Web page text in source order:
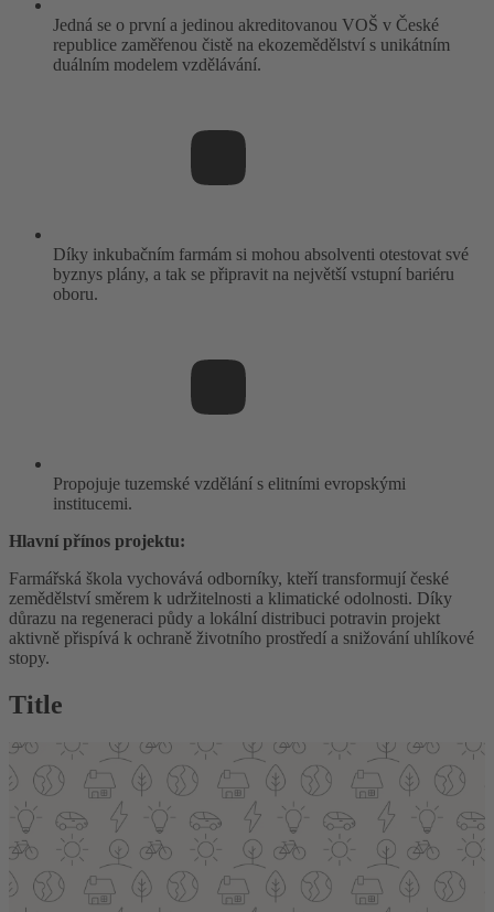
Jedná se o první a jedinou akreditovanou VOŠ v České
republice zaměřenou čistě na ekozemědělství s unikátním
duálním modelem vzdělávání.
Díky inkubačním farmám si mohou absolventi otestovat své
byznys plány, a tak se připravit na největší vstupní bariéru
oboru.
Propojuje tuzemské vzdělání s elitními evropskými
institucemi.
Hlavní přínos projektu:
Farmářská škola vychovává odborníky, kteří transformují české
zemědělství směrem k udržitelnosti a klimatické odolnosti. Díky
důrazu na regeneraci půdy a lokální distribuci potravin projekt
aktivně přispívá k ochraně životního prostředí a snižování uhlíkové
stopy.
Title